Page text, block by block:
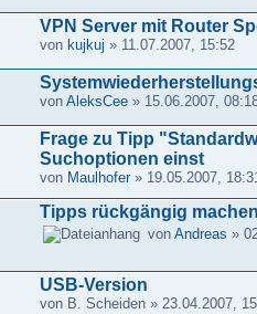
VPN Server mit Router
von kujkuj » 11.07.2007, 15:52
von AleksCee» 15.06.2007,
Frage zu Tipp
Suchoptionen einst
von Maulhofer» 19.05.2007,
Tipps rückgängig
von Andreas »
USB-Version
von B. Scheiden » 23.04.2007,